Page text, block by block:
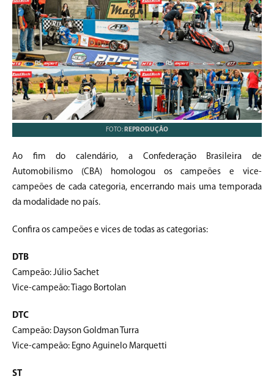
FOTO: REPRODUÇÃO
Ao fim do calendário, a Confederação Brasileira de
Automobilismo (CBA) homologou os campeões e vice-
campeões de cada categoria, encerrando mais uma temporada
da modalidade no país.
Confira os campeões e vices de todas as categorias:
DTB
Campeão: Júlio Sachet
Vice-campeão: Tiago Bortolan
DTC
Campeão: Dayson Goldman Turra
Vice-campeão: Egno Aguinelo Marquetti
ST